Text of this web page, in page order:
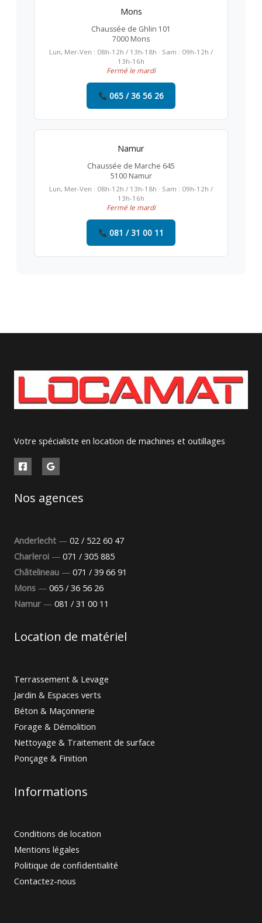
Mons
Chaussée de Ghlin 101
7000 Mons
Lun, Mer-Ven : 08h-12h / 13h-18h · Sam : 09h-12h /
13h-16h
Fermé le mardi
065 / 36 56 26
Namur
Chaussée de Marche 645
5100 Namur
Lun, Mer-Ven : 08h-12h / 13h-18h · Sam : 09h-12h /
13h-16h
Fermé le mardi
081 / 31 00 11
Votre spécialiste en location de machines et outillages
Nos agences
Anderlecht — 02 / 522 60 47
Charleroi — 071 / 305 885
Châtelineau — 071 / 39 66 91
Mons — 065 / 36 56 26
Namur — 081 / 31 00 11
Location de matériel
Terrassement & Levage
Jardin & Espaces verts
Béton & Maçonnerie
Forage & Démolition
Nettoyage & Traitement de surface
Ponçage & Finition
Informations
Conditions de location
Mentions légales
Politique de confidentialité
Contactez-nous